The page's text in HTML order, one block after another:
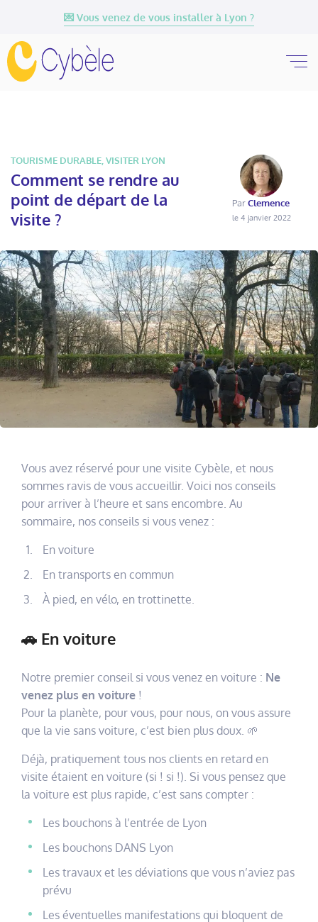
💌 Vous venez de vous installer à Lyon ?
TOURISME DURABLE VISITER LYON
Comment se rendre au
point de départ de la
visite ?
ParClemence
le 4 janvier 2022
Vous avez réservé pour une visite Cybèle, et nous
sommes ravis de vous accueillir. Voici nos conseils
pour arriver à l’heure et sans encombre. Au
sommaire, nos conseils si vous venez :
En voiture
En transports en commun
À pied, en vélo, en trottinette.
🚗 En voiture
Notre premier conseil si vous venez en voiture : Ne
venez plus en voiture !
Pour la planète, pour vous, pour nous, on vous assure
que la vie sans voiture, c’est bien plus doux. 🌱
Déjà, pratiquement tous nos clients en retard en
visite étaient en voiture (si ! si !). Si vous pensez que
la voiture est plus rapide, c’est sans compter :
Les bouchons à l’entrée de Lyon
Les bouchons DANS Lyon
Les travaux et les déviations que vous n’aviez pas
prévu
Les éventuelles manifestations qui bloquent de